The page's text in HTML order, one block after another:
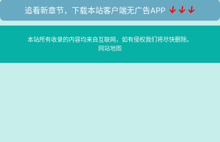
追看新章节，下载本站客户端无广告APP ↓↓↓
本站所有收录的内容均来自互联网，如有侵权我们将尽快删除。
网站地图